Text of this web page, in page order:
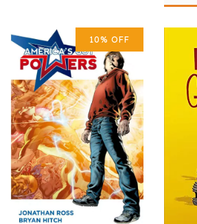
10% OFF